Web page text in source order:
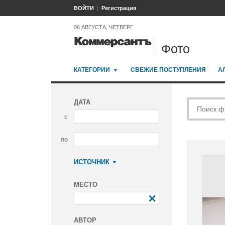
ВОЙТИ Регистрация
06 АВГУСТА, ЧЕТВЕРГ
Фото
КАТЕГОРИИ СВЕЖИЕ ПОСТУПЛЕНИЯ
ДАТА
с
по
ИСТОЧНИК
МЕСТО
АВТОР